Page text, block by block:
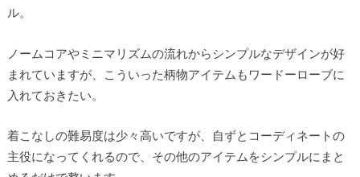
ル。
ノームコアやミニマリズムの流れからシンプルなデザインが好
まれていますが、こういった柄物アイテムもワードーローブに
入れておきたい。
着こなしの難易度は少々高いですが、自ずとコーディネートの
主役になってくれるので、その他のアイテムをシンプルにまと